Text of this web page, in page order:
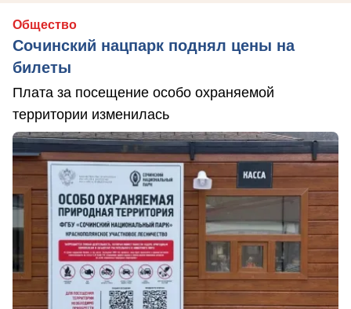
Общество
Сочинский нацпарк поднял цены на
билеты
Плата за посещение особо охраняемой
территории изменилась